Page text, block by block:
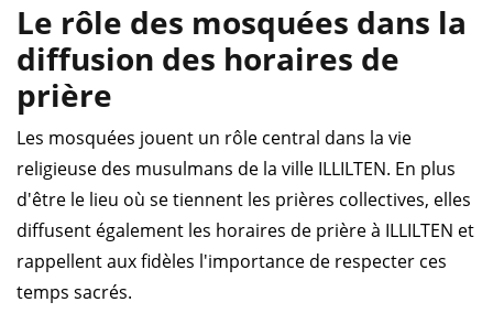
Le rôle des mosquées dans la
diffusion des horaires de
prière
Les mosquées jouent un rôle central dans la vie
religieuse des musulmans de la ville ILLILTEN. En plus
d'être le lieu où se tiennent les prières collectives, elles
diffusent également les horaires de prière à ILLILTEN et
rappellent aux fidèles l'importance de respecter ces
temps sacrés.